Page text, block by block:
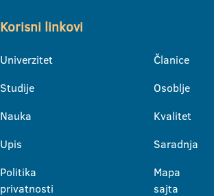
Korisni linkovi
Univerzitet
Studije
Nauka
Upis
Politika
privatnosti
Članice
Osoblje
Kvalitet
Saradnja
Mapa
sajta